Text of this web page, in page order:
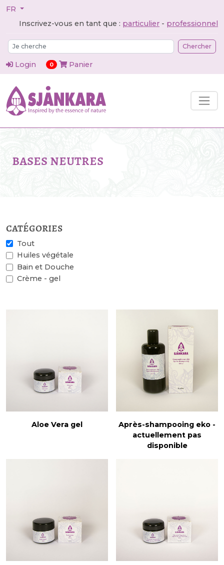
FR
Inscrivez-vous en tant que : particulier - professionnel
Chercher
Login 0articles dans le panier
Panier
bases neutres
catégories
Tout
Huiles végétale
Bain et Douche
Crème - gel
Aloe Vera gel
Après-shampooing eko -
actuellement pas
disponible